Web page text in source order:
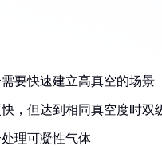
要快速建立高真空的场景
，但达到相同真空度时双
理可凝性气体